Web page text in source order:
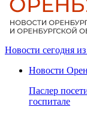
Новости сегодня
Новости
Паслер
госпитале